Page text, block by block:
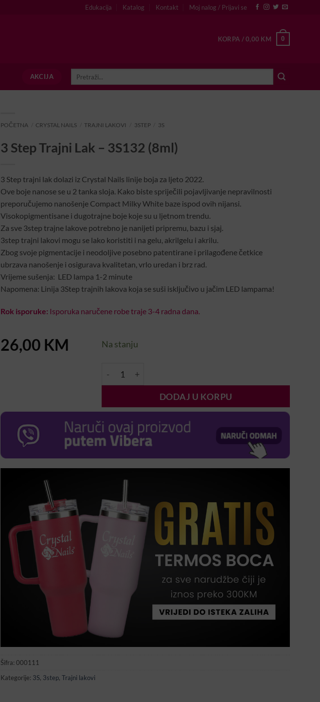
Edukacija Katalog Kontakt Moj nalog / Prijavi se
KORPA /0,00 KM 0
AKCIJA
POČETNA CRYSTAL NAILS TRAJNI LAKOVI 3STEP 3S
3 Step Trajni Lak – 3S132 (8ml)
3 Step trajni lak dolazi iz Crystal Nails linije boja za ljeto 2022.
Ove boje nanose se u 2 tanka sloja. Kako biste spriječili pojavljivanje nepravilnosti
preporučujemo nanošenje Compact Milky White baze ispod ovih nijansi.
Visokopigmentisane i dugotrajne boje koje su u ljetnom trendu.
Za sve 3step trajne lakove potrebno je nanijeti pripremu, bazu i sjaj.
3step trajni lakovi mogu se lako koristiti i na gelu, akrilgelu i akrilu.
Zbog svoje pigmentacije i neodoljive posebno patentirane i prilagođene četkice
ubrzava nanošenje i osigurava kvalitetan, vrlo uredan i brz rad.
Vrijeme sušenja: LED lampa 1-2 minute
Napomena: Linija 3Step trajnih lakova koja se suši isključivo u jačim LED lampama!
Rok isporuke: Isporuka naručene robe traje 3-4 radna dana.
26,00 KM Na stanju
3 Step Trajni Lak – 3S132 (8ml) količina
DODAJ U KORPU
Šifra: 000111
Kategorije: 3S, 3step, Trajni lakovi